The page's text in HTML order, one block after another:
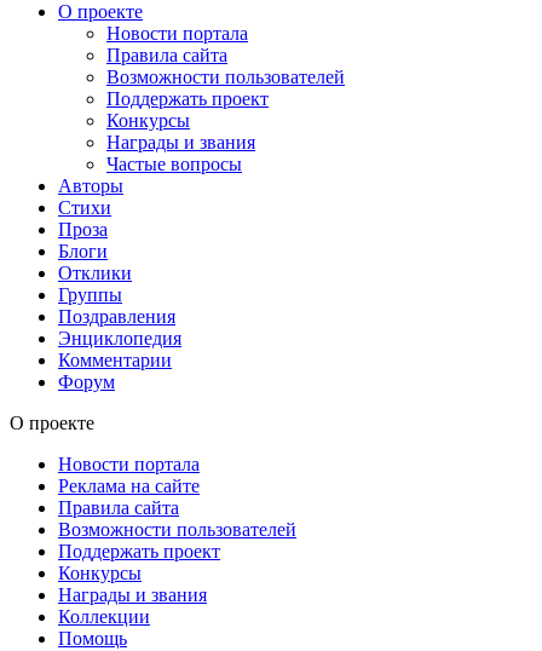
О проекте
Новости портала
Правила сайта
Возможности пользователей
Поддержать проект
Конкурсы
Награды и звания
Частые вопросы
Авторы
Стихи
Проза
Блоги
Отклики
Группы
Поздравления
Энциклопедия
Комментарии
Форум
О проекте
Новости портала
Реклама на сайте
Правила сайта
Возможности пользователей
Поддержать проект
Конкурсы
Награды и звания
Коллекции
Помощь